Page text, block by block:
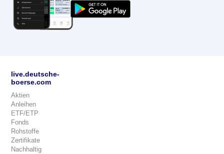
live.deutsche-
boerse.com
Aktien
Anleihen
ETF/ETP
Fonds
Rohstoffe
Zertifikate
Nachhaltig